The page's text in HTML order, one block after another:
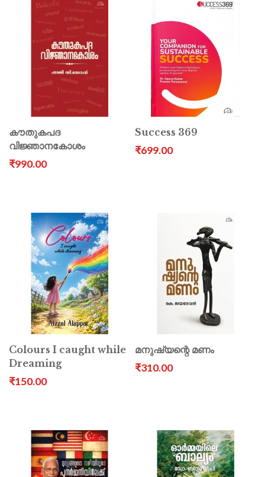
കൗതുകപദ
വിജ്ഞാനകോശം
₹990.00
Success 369
₹699.00
Colours I caught while
Dreaming
₹150.00
മനുഷ്യന്റെ മണം
₹310.00